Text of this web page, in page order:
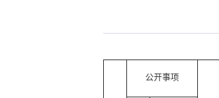
公开事项